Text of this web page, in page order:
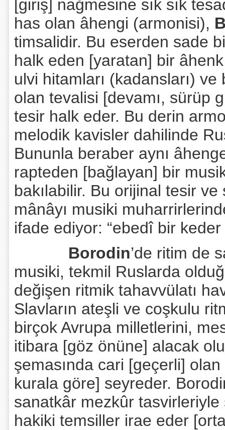
[giriş] nağmesine sık sık
has olan âhengi (armonisi),
timsalidir. Bu eserden sade
halk eden [yaratan] bir
ulvi hitamları (kadansları)
olan tevalisi [devamı, sürüp
tesir halk eder. Bu derin
melodik kavisler dahilinde
Bununla beraber aynı
rapteden [bağlayan] bir
bakılabilir. Bu orijinal tesir ve
mânâyı musiki
ifade ediyor: “ebedî bir
Borodin’de ritim de
musiki, tekmil Ruslarda
değişen ritmik tahavvülatı
Slavların ateşli ve coşkulu
birçok Avrupa milletlerini,
itibara [göz önüne] alacak
şemasında cari [geçerli]
kurala göre] seyreder.
sanatkâr mezkûr
hakiki temsiller irae eder